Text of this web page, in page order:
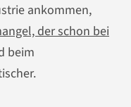
ankommen,
der schon bei
beim